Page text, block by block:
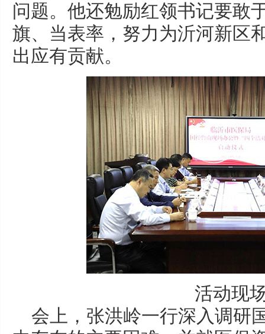
问题。他还勉励红领书记要敢
旗、当表率，努力为沂河新区
出应有贡献。
活动现
会上，张洪岭一行深入调研